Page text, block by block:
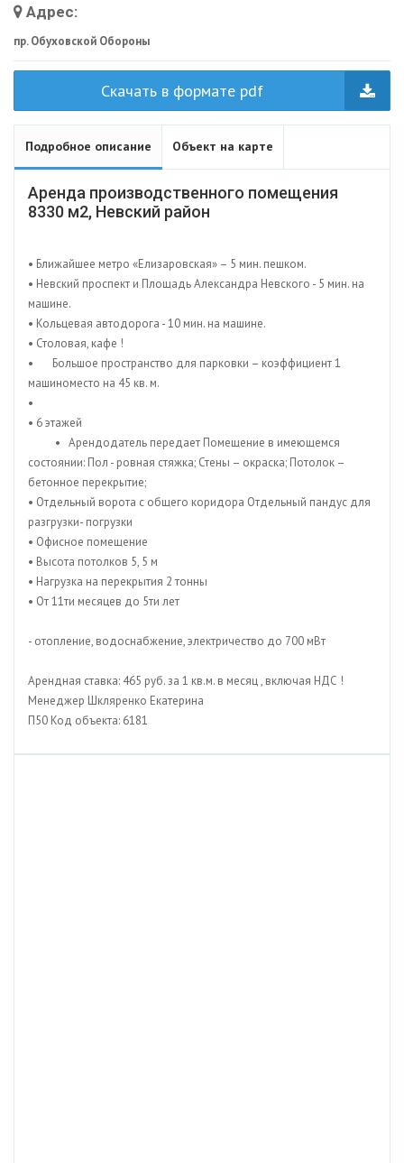
Адрес:
пр. Обуховской Обороны
Скачать в формате pdf
Подробное описание Объект на карте
Аренда производственного помещения
8330 м2, Невский район
• Ближайшее метро «Елизаровская» – 5 мин. пешком.
• Невский проспект и Площадь Александра Невского - 5 мин. на
машине.
• Кольцевая автодорога - 10 мин. на машине.
• Столовая, кафе !
• Большое пространство для парковки – коэффициент 1
машиноместо на 45 кв. м.
•
• 6 этажей
• Арендодатель передает Помещение в имеющемся
состоянии: Пол - ровная стяжка; Стены – окраска; Потолок –
бетонное перекрытие;
• Отдельный ворота с общего коридора Отдельный пандус для
разгрузки- погрузки
• Офисное помещение
• Высота потолков 5, 5 м
• Нагрузка на перекрытия 2 тонны
• От 11ти месяцев до 5ти лет
- отопление, водоснабжение, электричество до 700 мВт
Арендная ставка: 465 руб. за 1 кв.м. в месяц , включая НДС !
Менеджер Шкляренко Екатерина
П50 Код объекта: 6181